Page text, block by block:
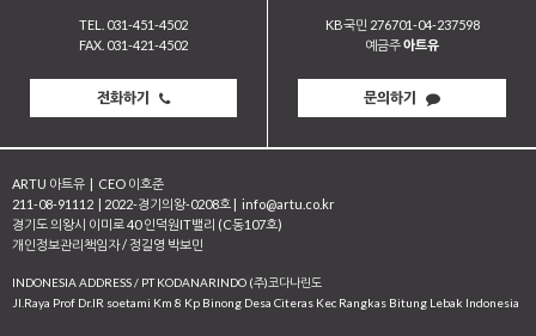
TEL. 031-451-4502
FAX. 031-421-4502
전화하기
KB국민 276701-04-237598
예금주아트유
문의하기
ARTU 아트유 | CEO 이호준
211-08-91112 | 2022-경기의왕-0208호 | info@artu.co.kr
경기도 의왕시 이미로 40 인덕원IT밸리 (C동107호)
개인정보관리책임자 / 정길영 박보민
INDONESIA ADDRESS / PT KODANARINDO (주)코다나린도
JI.Raya Prof Dr.IR soetami Km 8 Kp Binong Desa Citeras Kec Rangkas Bitung Lebak Indonesia